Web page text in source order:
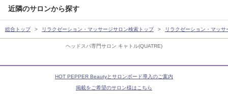
ヘッドスパ専門サロン キャトル(QUATRE)
近隣のサロンから探す
総合トップ リラクゼーション・マッサージサロン検索トップ リラクゼーション・マッ
HOT PEPPER Beautyとサロンボード導入のご案内
掲載をご希望のサロン様はこちら